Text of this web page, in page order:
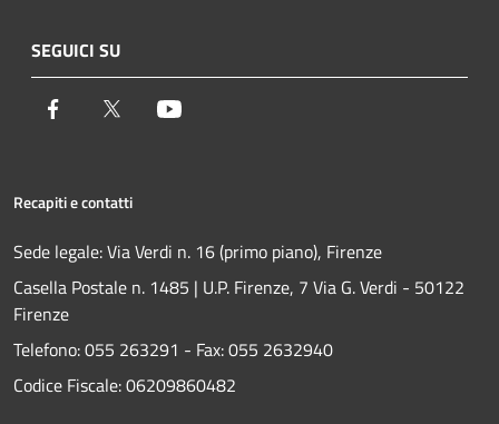
SEGUICI SU
Facebook Twitter
Recapiti e contatti
Sede legale: Via Verdi n. 16 (primo piano), Firenze
Casella Postale n. 1485 | U.P. Firenze, 7 Via G. Verdi - 50122
Firenze
Telefono:055 263291 - Fax:055 2632940
Codice Fiscale: 06209860482